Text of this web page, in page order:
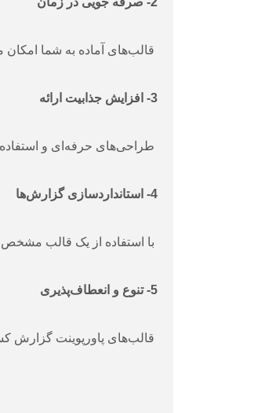
قالب‌های آماده به شما
3- افزایش جذابیت ارائه
طراحی‌های حرفه‌ای و
4- استانداردسازی گزارش‌ها
با استفاده از یک قالب
5- تنوع و انعطاف‌پذیری
قالب‌های پاورپوینت گزارش